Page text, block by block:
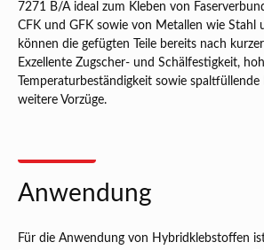
7271 B/A ideal zum Kleben von
CFK und GFK sowie von Metallen wie Stahl
können die gefügten Teile bereits nach
Exzellente Zugscher- und Schälfestigkeit,
Temperaturbeständigkeit sowie spaltfüllende
weitere Vorzüge.
Anwendung
Für die Anwendung von Hybridklebstoffen